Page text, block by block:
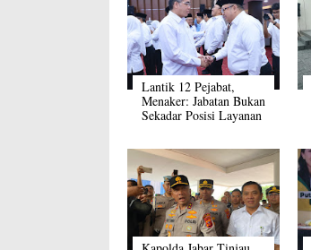
Lantik 12 Pejabat,
Menaker: Jabatan Bukan
Sekadar Posisi Layanan